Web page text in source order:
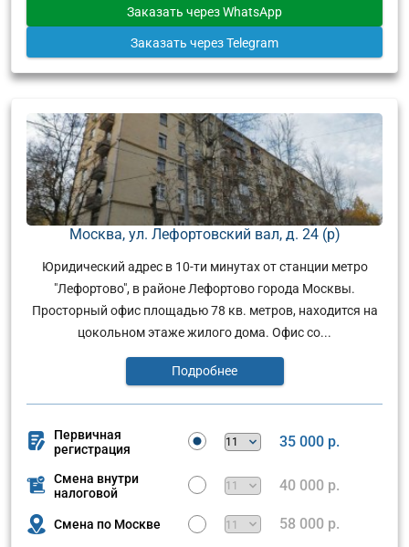
Заказать через WhatsApp
Заказать через Telegram
Москва, ул. Лефортовский вал, д. 24 (р)
Юридический адрес в 10-ти минутах от станции метро
"Лефортово", в районе Лефортово города Москвы.
Просторный офис площадью 78 кв. метров, находится на
цокольном этаже жилого дома. Офис со...
Подробнее
Первичная
регистрация
35 000 р.
Смена внутри
налоговой
40 000 р.
Смена по Москве 58 000 р.